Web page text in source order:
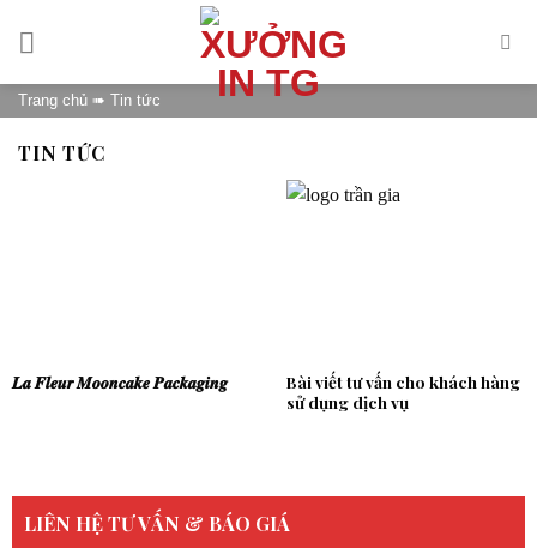
Trang chủ ➠ Tin tức
TIN TỨC
𝑳𝒂 𝑭𝒍𝒆𝒖𝒓 𝑴𝒐𝒐𝒏𝒄𝒂𝒌𝒆 𝑷𝒂𝒄𝒌𝒂𝒈𝒊𝒏𝒈
Bài viết tư vấn cho khách hàng
sử dụng dịch vụ
LIÊN HỆ TƯ VẤN & BÁO GIÁ